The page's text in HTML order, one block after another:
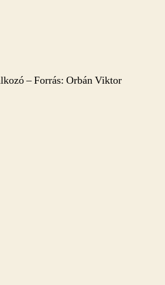
– Forrás: Orbán Viktor